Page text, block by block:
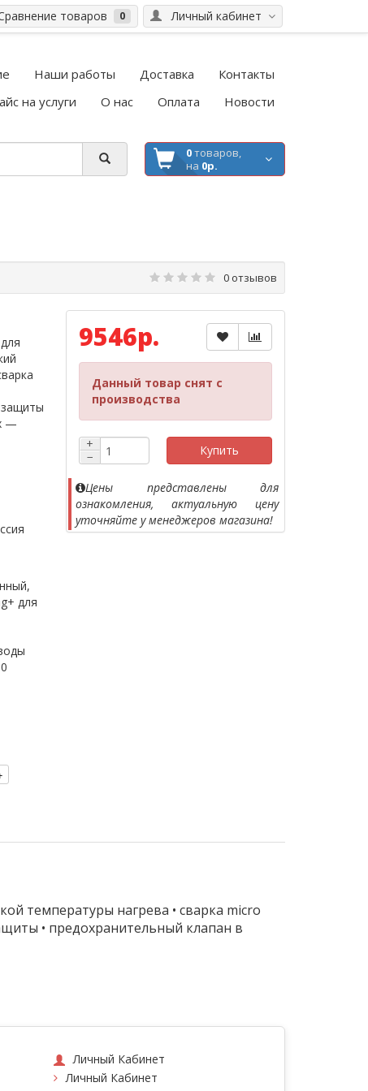
Личный кабинет
товаров 0
Наши работы Доставка
Контакты
на услуги
О нас Оплата Новости
0товаров,
на 0р.
0 отзывов
—
для
9546р.
Данный товар снят с
производства
+
−
Купить
Цены представлены для
ознакомления, актуальную цену
уточняйте у менеджеров магазина!
температуры нагрева • сварка micro
• предохранительный клапан в
Личный Кабинет
Личный Кабинет